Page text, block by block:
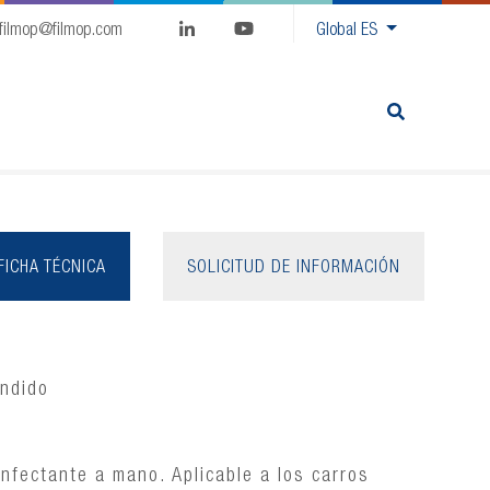
GlobalES
filmop@filmop.com
SOLICITUD DE INFORMACIÓN
TÉCNICA
a mano. Aplicable a los carros